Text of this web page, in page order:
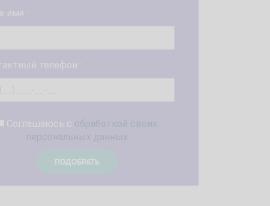
имя
телефон
Соглашаюсь с обработкой своих
персональных данных